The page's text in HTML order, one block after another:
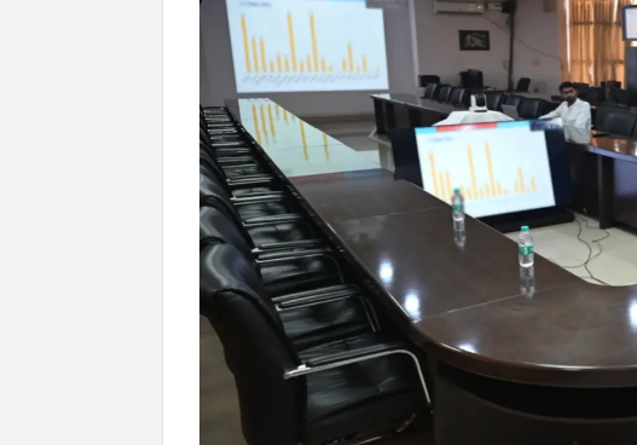
77वें राज्यव्यापी वन महोत्सव में मुख्यमंत्री हेमन्त सोरेन का संदेश, बोले-
मुख्यमंत्री हेमन्त सोरेन को ब्रह्माकुमारी बहनों ने बांधी राखी,
JPSC आंदोलन: सरकार-छात्र वार्ता आज देर शाम संभव , स्टेट
खराब साइकिलों पर बवाल: जनप्रतिनिधियों ने रुकवाया वितरण,